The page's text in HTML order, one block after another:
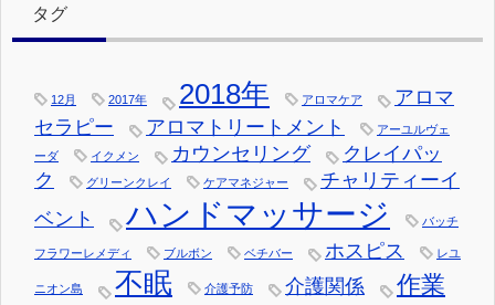
タグ
12月 2017年 2018年 アロマケア
アロマ
セラピー
アロマトリートメント
アーユルヴェ
ーダ
イクメン カウンセリング
クレイパッ
ク
グリーンクレイ ケアマネジャー
チャリティーイ
ベント
ハンドマッサージ バッチ
フラワーレメディ ブルボン ベチバー ホスピス レユ
ニオン島 不眠 介護予防 介護関係
作業